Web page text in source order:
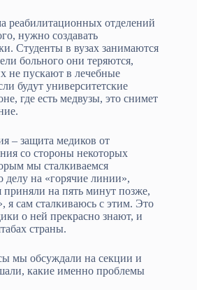
реабилитационных отделений
нужно создавать
Студенты в вузах занимаются
больного они теряются,
не пускают в лечебные
будут университетские
где есть медвузы, это снимет
– защита медиков от
со стороны некоторых
мы сталкиваемся
делу на «горячие линии»,
на пять минут позже,
я сам сталкиваюсь с этим. Это
о ней прекрасно знают, и
страны.
мы обсуждали на секции и
какие именно проблемы